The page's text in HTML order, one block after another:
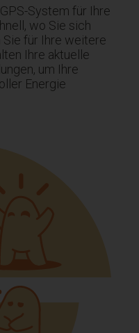
System für Ihre
wo Sie sich
Sie für Ihre weitere
Ihre aktuelle
um Ihre
Energie